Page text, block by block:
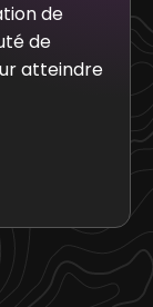
de
de
atteindre